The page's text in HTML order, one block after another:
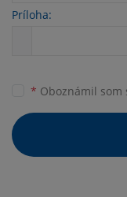
Príloha:
* Oboznámil som